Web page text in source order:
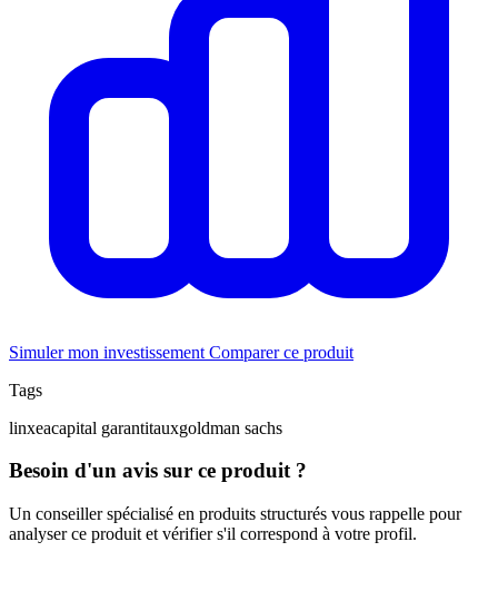
Simuler mon investissement Comparer ce produit
Tags
linxeacapital garantitauxgoldman sachs
Besoin d'un avis sur ce produit ?
Un conseiller spécialisé en produits structurés vous rappelle pour
analyser ce produit et vérifier s'il correspond à votre profil.